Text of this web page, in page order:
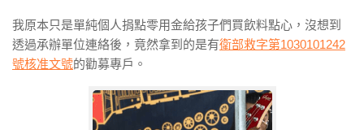
我原本只是單純個人捐點零用金給孩子們買飲料點心，沒想到
透過承辦單位連絡後，竟然拿到的是有衛部救字第1030101242
號核准文號的勸募專戶。